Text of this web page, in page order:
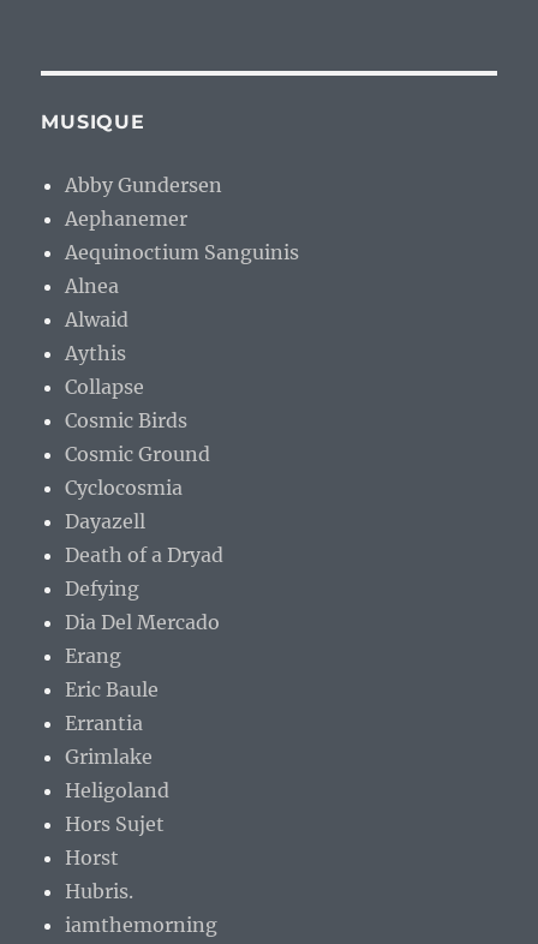
MUSIQUE
Abby Gundersen
Aephanemer
Aequinoctium Sanguinis
Alnea
Alwaid
Aythis
Collapse
Cosmic Birds
Cosmic Ground
Cyclocosmia
Dayazell
Death of a Dryad
Defying
Dia Del Mercado
Erang
Eric Baule
Errantia
Grimlake
Heligoland
Hors Sujet
Horst
Hubris.
iamthemorning